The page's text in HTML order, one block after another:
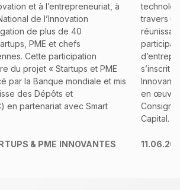
et à l’entrepreneuriat, à
de l’Innovation
de plus de 40
PME et chefs
Cette participation
du projet « Startups et PME
par la Banque mondiale et mis
des Dépôts et
en partenariat avec Smart
& PME INNOVANTES
travers
s’inscrit
en œuvre
Capital.